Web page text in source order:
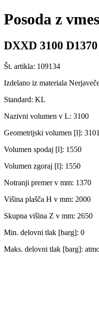
Posoda z
DXXD 3100
Št. artikla: 109134
Izdelano iz materiala
Standard: KL
Nazivni volumen v L: 3100
Geometrijski volumen [l]: 3101
Volumen spodaj [l]: 1550
Volumen zgoraj [l]: 1550
Notranji premer v mm: 1370
Višina plašča H v mm: 2000
Skupna višina Z v mm: 2650
Min. delovni tlak [barg]: 0
Maks. delovni tlak [barg]: